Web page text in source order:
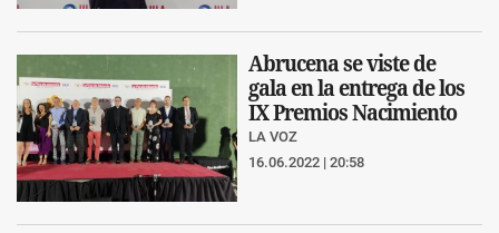
Abrucena se viste de
gala en la entrega de los
IX Premios Nacimiento
LA VOZ
16.06.2022 | 20:58